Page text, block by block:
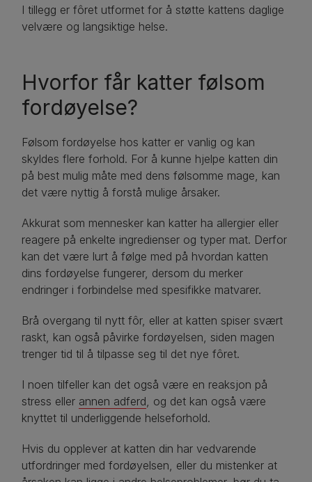
I tillegg er fôret utformet for å støtte kattens daglige
velvære og langsiktige helse.
Hvorfor får katter følsom
fordøyelse?
Følsom fordøyelse hos katter er vanlig og kan
skyldes flere forhold. For å kunne hjelpe katten din
på best mulig måte med dens følsomme mage, kan
det være nyttig å forstå mulige årsaker.
Akkurat som mennesker kan katter ha allergier eller
reagere på enkelte ingredienser og typer mat. Derfor
kan det være lurt å følge med på hvordan katten
dins fordøyelse fungerer, dersom du merker
endringer i forbindelse med spesifikke matvarer.
Brå overgang til nytt fôr, eller at katten spiser svært
raskt, kan også påvirke fordøyelsen, siden magen
trenger tid til å tilpasse seg til det nye fôret.
I noen tilfeller kan det også være en reaksjon på
stress eller annen adferd, og det kan også være
knyttet til underliggende helseforhold.
Hvis du opplever at katten din har vedvarende
utfordringer med fordøyelsen, eller du mistenker at